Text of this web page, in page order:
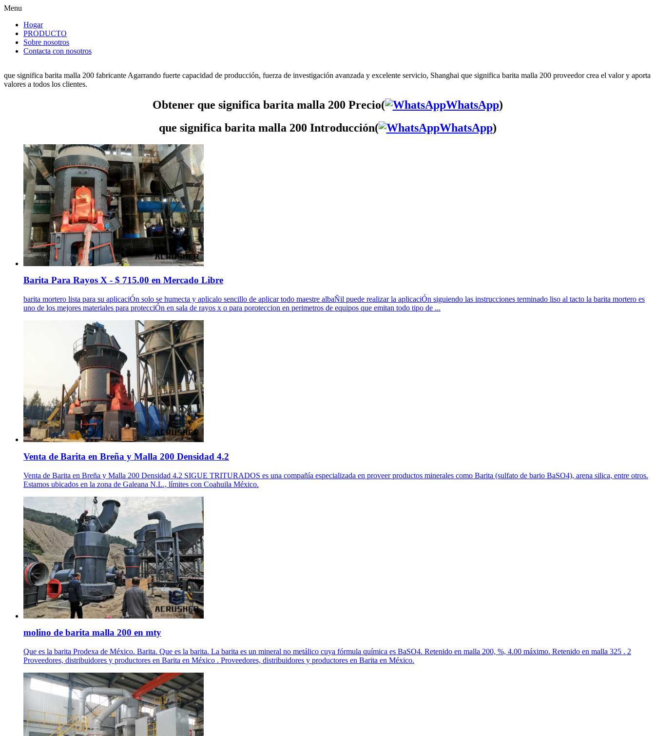
Menu
Hogar
PRODUCTO
Sobre nosotros
Contacta con nosotros
que significa barita malla 200 fabricante Agarrando fuerte capacidad de producción, fuerza de investigación avanzada y excelente servicio, Shanghai que significa barita malla 200 proveedor crea el valor y aporta
valores a todos los clientes.
Obtener que significa barita malla 200 Precio( WhatsApp)
que significa barita malla 200 Introducción(
WhatsApp)
Barita Para Rayos X - $ 715.00 en Mercado Libre
barita mortero lista para su aplicaciÓn solo se humecta y aplicalo sencillo de aplicar todo maestre albaÑil puede realizar la aplicaciÓn siguiendo las instrucciones terminado liso al tacto la barita mortero es
uno de los mejores materiales para protecciÓn en sala de rayos x o para poroteccion en perimetros de equipos que emitan todo tipo de ...
Venta de Barita en Breña y Malla 200 Densidad 4.2
Venta de Barita en Breña y Malla 200 Densidad 4.2 SIGUE TRITURADOS es una compañía especializada en proveer productos minerales como Barita (sulfato de bario BaSO4), arena silica, entre otros.
Estamos ubicados en la zona de Galeana N.L., límites con Coahuila México.
molino de barita malla 200 en mty
Que es la barita Prodexa de México. Barita. Que es la barita. La barita es un mineral no metálico cuya fórmula química es BaSO4. Retenido en malla 200, %, 4.00 máximo. Retenido en malla 325 . 2
Proveedores, distribuidores y productores en Barita en México . Proveedores, distribuidores y productores en Barita en México.